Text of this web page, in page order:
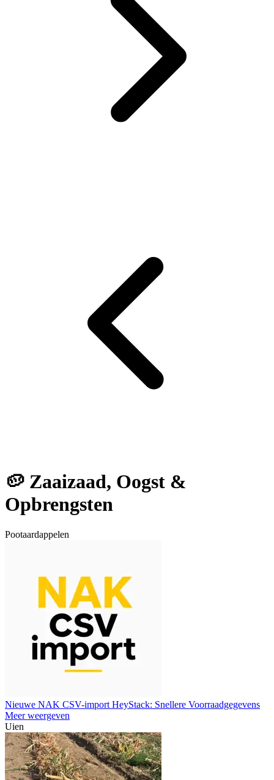
🥔 Zaaizaad, Oogst &
Opbrengsten
Pootaardappelen
Nieuwe NAK CSV-import HeyStack: Snellere Voorraadgegevens
Meer weergeven
Uien